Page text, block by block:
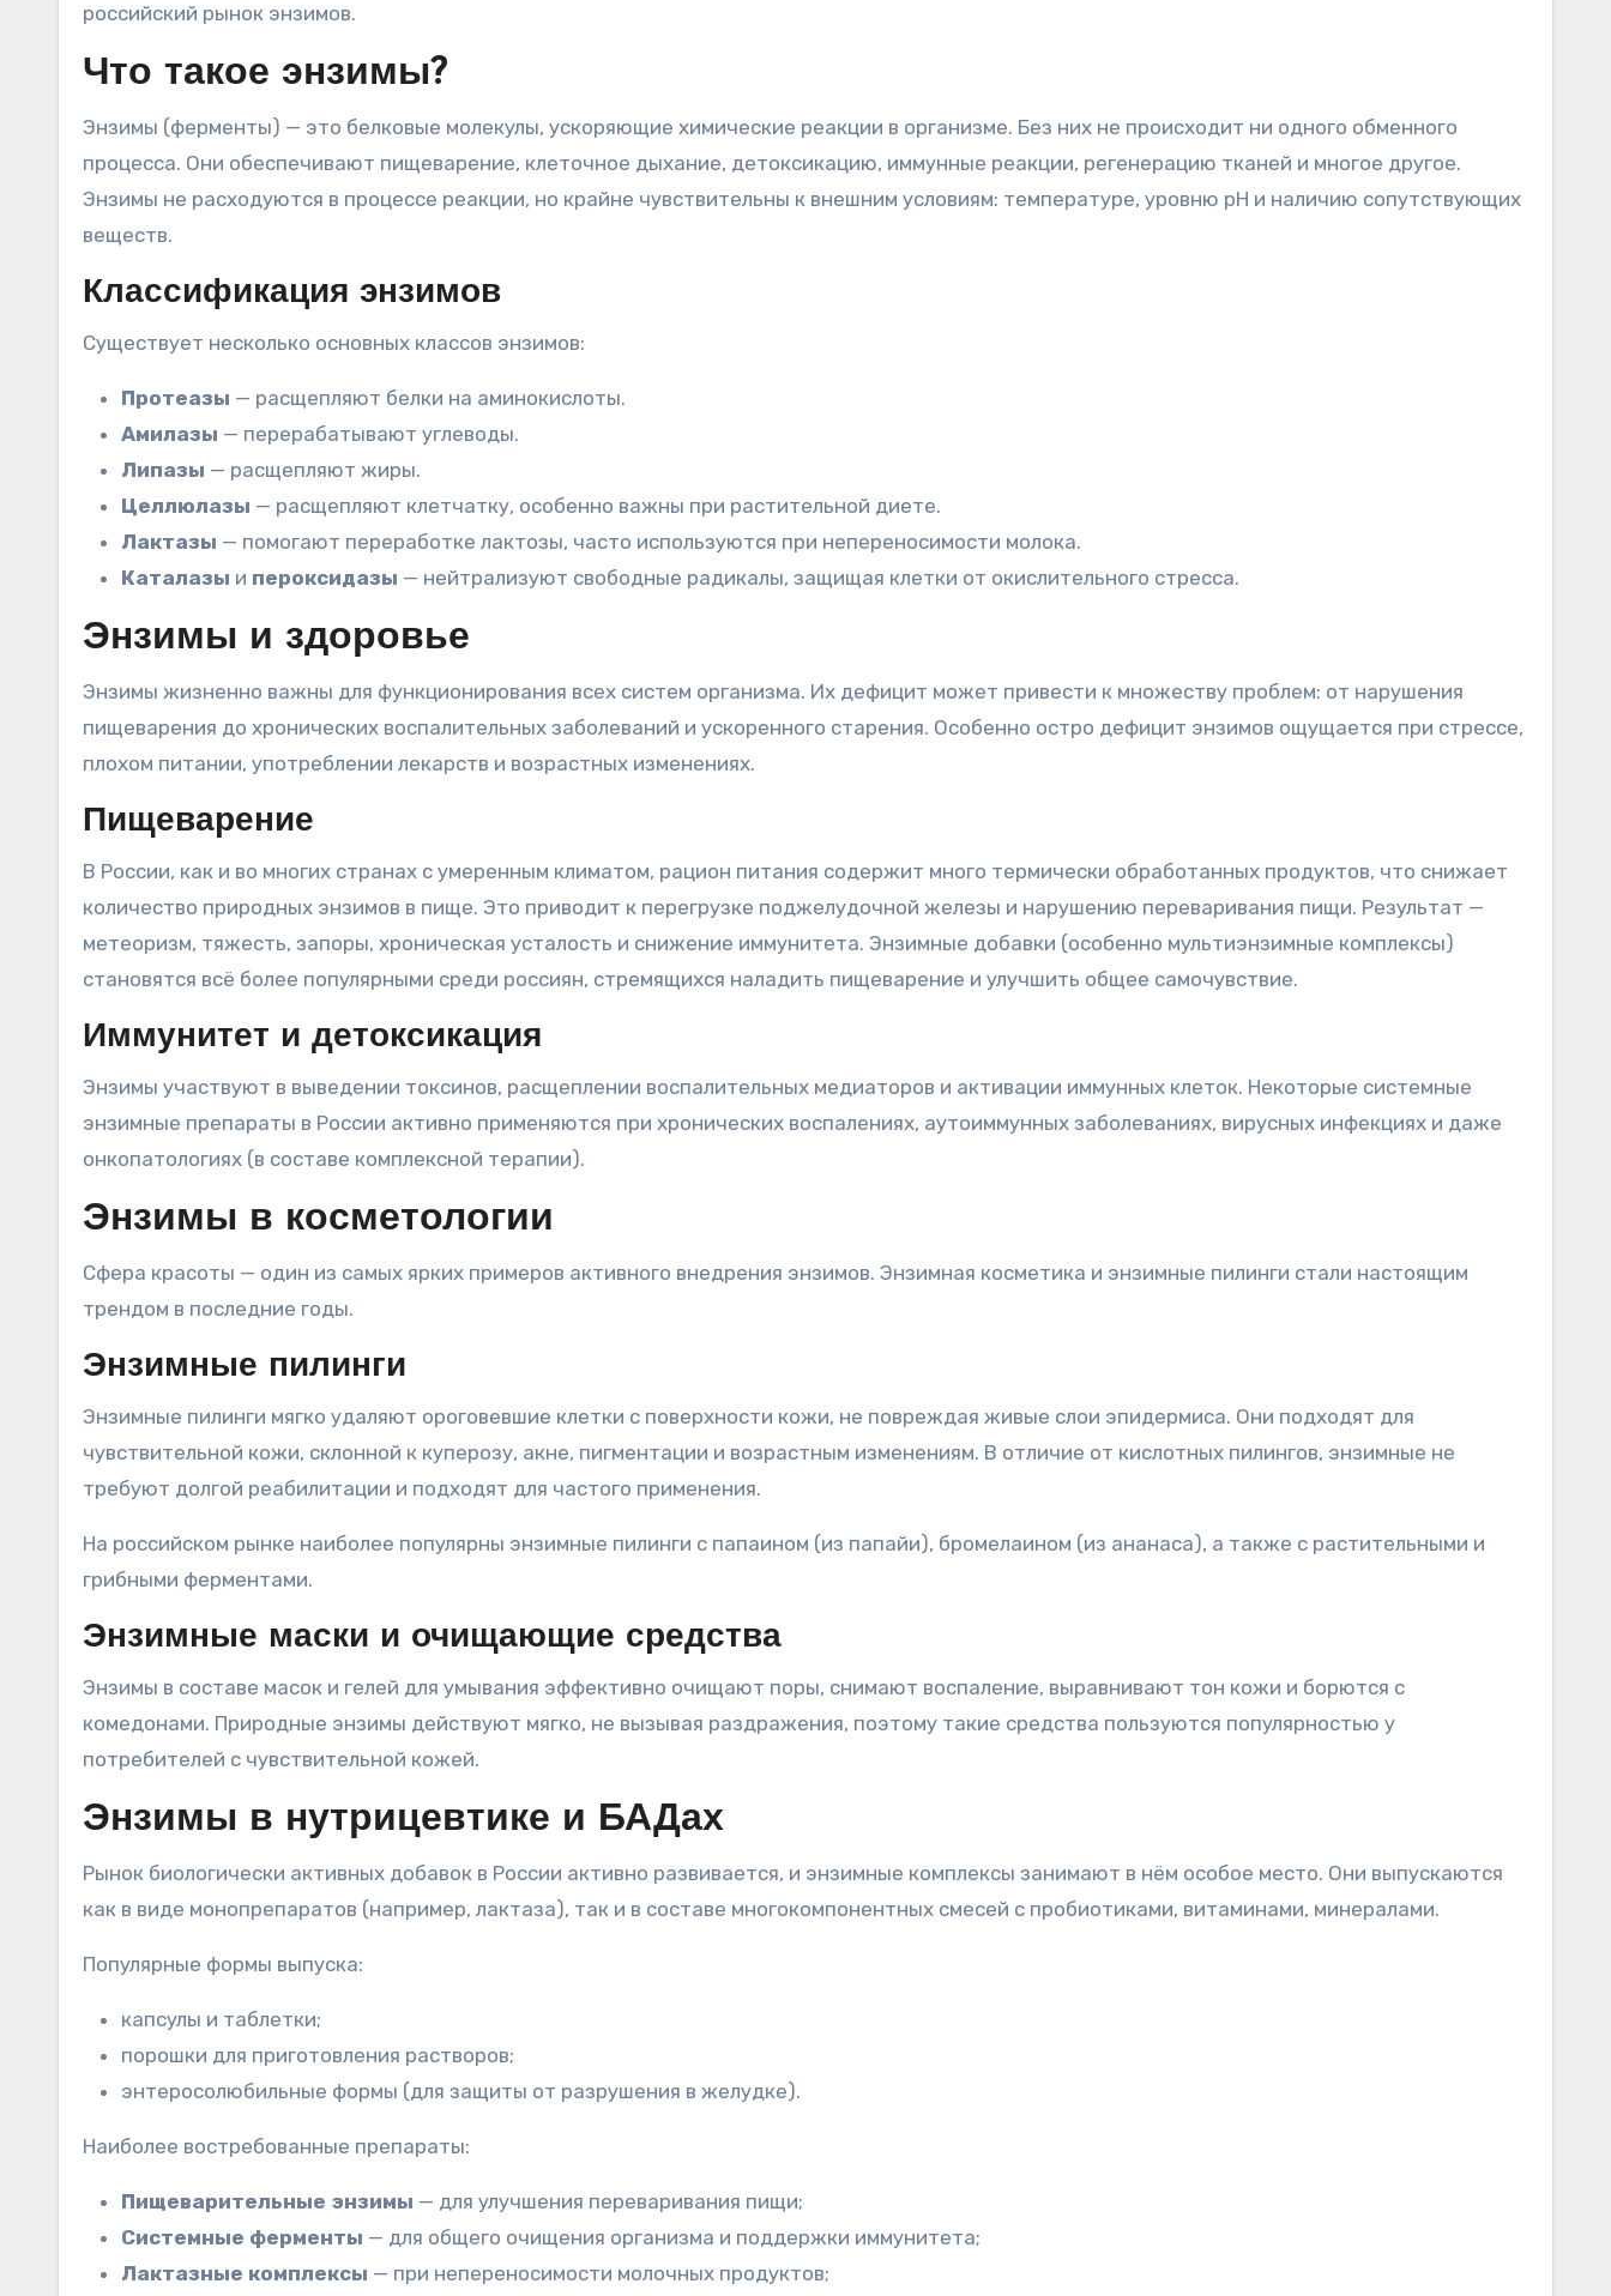
российский рынок энзимов.
Что такое энзимы?
Энзимы (ферменты) — это белковые молекулы, ускоряющие химические реакции в организме. Без них не происходит ни одного обменного
процесса. Они обеспечивают пищеварение, клеточное дыхание, детоксикацию, иммунные реакции, регенерацию тканей и многое другое.
Энзимы не расходуются в процессе реакции, но крайне чувствительны к внешним условиям: температуре, уровню pH и наличию сопутствующих
веществ.
Классификация энзимов
Существует несколько основных классов энзимов:
Протеазы — расщепляют белки на аминокислоты.
Амилазы — перерабатывают углеводы.
Липазы — расщепляют жиры.
Целлюлазы — расщепляют клетчатку, особенно важны при растительной диете.
Лактазы — помогают переработке лактозы, часто используются при непереносимости молока.
Каталазы и пероксидазы — нейтрализуют свободные радикалы, защищая клетки от окислительного стресса.
Энзимы и здоровье
Энзимы жизненно важны для функционирования всех систем организма. Их дефицит может привести к множеству проблем: от нарушения
пищеварения до хронических воспалительных заболеваний и ускоренного старения. Особенно остро дефицит энзимов ощущается при стрессе,
плохом питании, употреблении лекарств и возрастных изменениях.
Пищеварение
В России, как и во многих странах с умеренным климатом, рацион питания содержит много термически обработанных продуктов, что снижает
количество природных энзимов в пище. Это приводит к перегрузке поджелудочной железы и нарушению переваривания пищи. Результат —
метеоризм, тяжесть, запоры, хроническая усталость и снижение иммунитета. Энзимные добавки (особенно мультиэнзимные комплексы)
становятся всё более популярными среди россиян, стремящихся наладить пищеварение и улучшить общее самочувствие.
Иммунитет и детоксикация
Энзимы участвуют в выведении токсинов, расщеплении воспалительных медиаторов и активации иммунных клеток. Некоторые системные
энзимные препараты в России активно применяются при хронических воспалениях, аутоиммунных заболеваниях, вирусных инфекциях и даже
онкопатологиях (в составе комплексной терапии).
Энзимы в косметологии
Сфера красоты — один из самых ярких примеров активного внедрения энзимов. Энзимная косметика и энзимные пилинги стали настоящим
трендом в последние годы.
Энзимные пилинги
Энзимные пилинги мягко удаляют ороговевшие клетки с поверхности кожи, не повреждая живые слои эпидермиса. Они подходят для
чувствительной кожи, склонной к куперозу, акне, пигментации и возрастным изменениям. В отличие от кислотных пилингов, энзимные не
требуют долгой реабилитации и подходят для частого применения.
На российском рынке наиболее популярны энзимные пилинги с папаином (из папайи), бромелаином (из ананаса), а также с растительными и
грибными ферментами.
Энзимные маски и очищающие средства
Энзимы в составе масок и гелей для умывания эффективно очищают поры, снимают воспаление, выравнивают тон кожи и борются с
комедонами. Природные энзимы действуют мягко, не вызывая раздражения, поэтому такие средства пользуются популярностью у
потребителей с чувствительной кожей.
Энзимы в нутрицевтике и БАДах
Рынок биологически активных добавок в России активно развивается, и энзимные комплексы занимают в нём особое место. Они выпускаются
как в виде монопрепаратов (например, лактаза), так и в составе многокомпонентных смесей с пробиотиками, витаминами, минералами.
Популярные формы выпуска:
капсулы и таблетки;
порошки для приготовления растворов;
энтеросолюбильные формы (для защиты от разрушения в желудке).
Наиболее востребованные препараты:
Пищеварительные энзимы — для улучшения переваривания пищи;
Системные ферменты — для общего очищения организма и поддержки иммунитета;
Лактазные комплексы — при непереносимости молочных продуктов;